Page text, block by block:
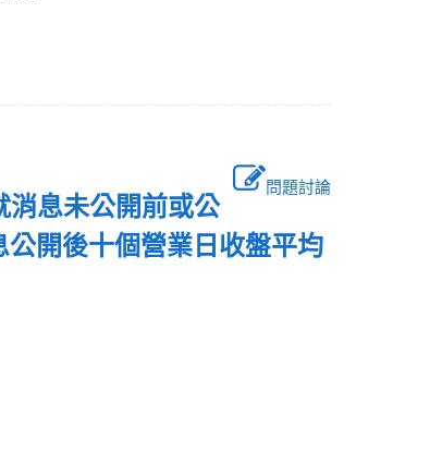
問題討論
消息未公開前或公
開後十個營業日收盤平均